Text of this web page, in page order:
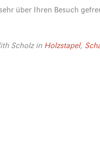
über Ihren Besuch
Scholzin Holzstapel,